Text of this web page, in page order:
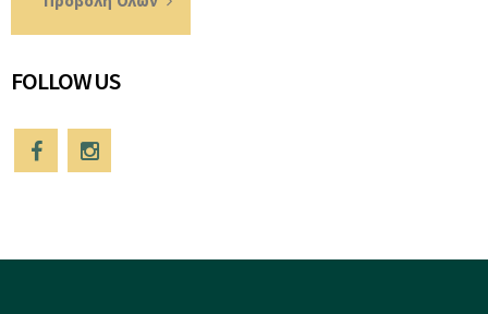
FOLLOW US